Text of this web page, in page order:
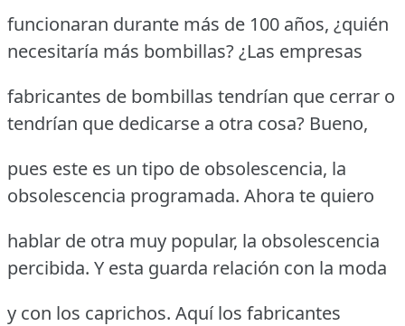
funcionaran durante más de 100 años, ¿quién
necesitaría más bombillas? ¿Las empresas
fabricantes de bombillas tendrían que cerrar o
tendrían que dedicarse a otra cosa? Bueno,
pues este es un tipo de obsolescencia, la
obsolescencia programada. Ahora te quiero
hablar de otra muy popular, la obsolescencia
percibida. Y esta guarda relación con la moda
y con los caprichos. Aquí los fabricantes